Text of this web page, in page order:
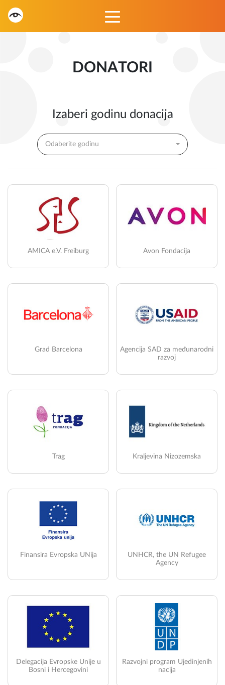
DONATORI
Izaberi godinu donacija
Odaberite godinu
AMICA e.V. Freiburg Avon Fondacija
Grad Barcelona
Agencija SAD za međunarodni
razvoj
Trag Kraljevina Nizozemska
Finansira Evropska UNija
UNHCR, the UN Refugee
Agency
Delegacija Evropske Unije u
Bosni i Hercegovini
Razvojni program Ujedinjenih
nacija